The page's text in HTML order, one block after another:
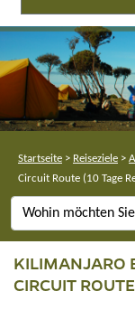
Startseite > Reiseziele >
Circuit Route (10 Tage
KILIMANJARO
CIRCUIT